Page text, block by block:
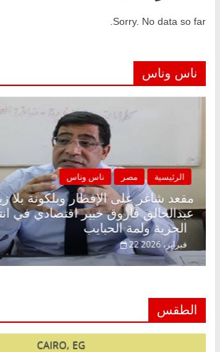
Sorry. No data so far.
ناس وناس
الرئيسية مصر ناس وناس
مقعد شاغر على الإفطار وبلكونة بلا
عبدالخالق فاروق خبير اقتصادي في
الحرية ولمة الحبايب
22 فبراير، 2026
الطقس
CAIRO, EG